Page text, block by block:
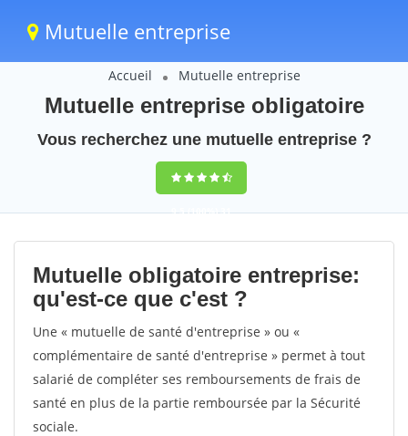
Mutuelle entreprise
Accueil Mutuelle entreprise
Mutuelle entreprise obligatoire
Vous recherchez une mutuelle entreprise ?
9,5(100%)31
votes
Mutuelle obligatoire entreprise:
qu'est-ce que c'est ?
Une « mutuelle de santé d'entreprise » ou «
complémentaire de santé d'entreprise » permet à tout
salarié de compléter ses remboursements de frais de
santé en plus de la partie remboursée par la Sécurité
sociale.